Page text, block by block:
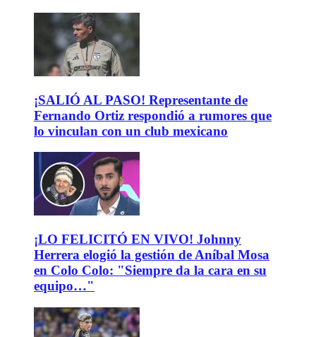
¡SALIÓ AL PASO! Representante de
Fernando Ortiz respondió a rumores que
lo vinculan con un club mexicano
¡LO FELICITÓ EN VIVO! Johnny
Herrera elogió la gestión de Aníbal Mosa
en Colo Colo: "Siempre da la cara en su
equipo…"